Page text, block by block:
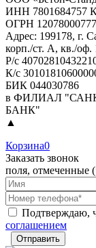
ИНН 7801684757
ОГРН
Адрес: 199178, г.
корп./ст. А, кв./оф.
Р/с
К/с
БИК 044030786
в ФИЛИАЛ
БАНК"
▲
Корзина0
Заказать звонок
поля, отмеченные
Подтверждаю,
соглашением
Отправить